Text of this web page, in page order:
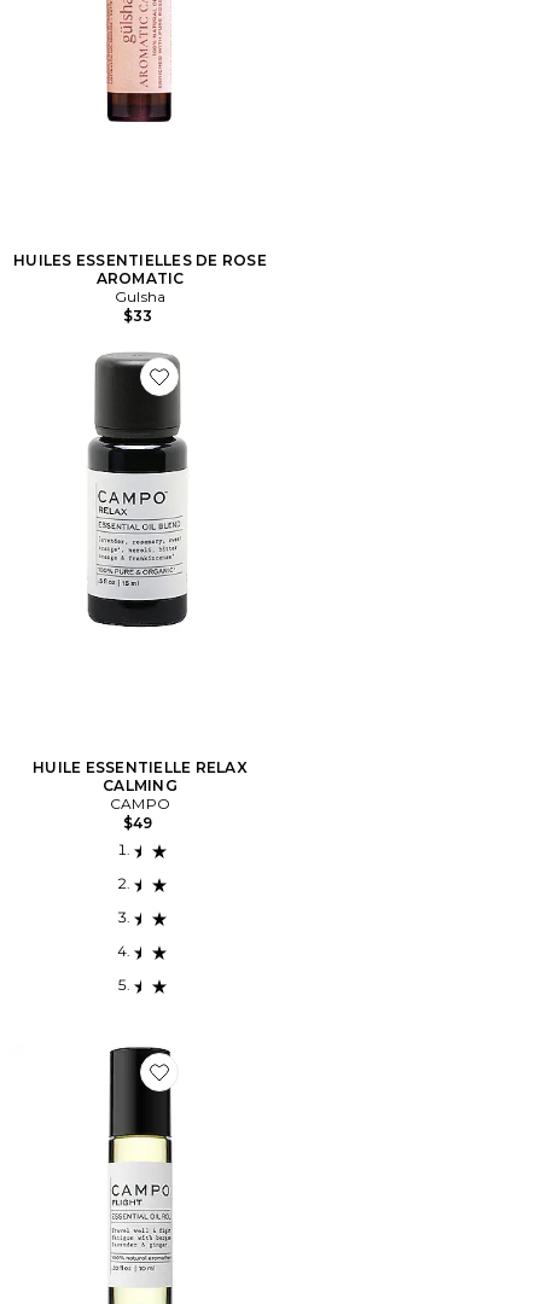
HUILES ESSENTIELLES DE ROSE
AROMATIC
Gulsha
$33
Favorite HUILE ESSENTIELLE RELAX CALMING
HUILE ESSENTIELLE RELAX
CALMING
CAMPO
$49
Favorite HUILE ESSENTIELLE FLIGHT